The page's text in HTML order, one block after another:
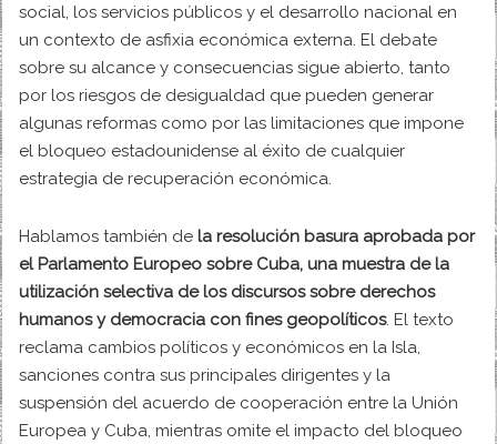
social, los servicios públicos y el desarrollo nacional en
un contexto de asfixia económica externa. El debate
sobre su alcance y consecuencias sigue abierto, tanto
por los riesgos de desigualdad que pueden generar
algunas reformas como por las limitaciones que impone
el bloqueo estadounidense al éxito de cualquier
estrategia de recuperación económica.
Hablamos también de la resolución basura aprobada por
el Parlamento Europeo sobre Cuba, una muestra de la
utilización selectiva de los discursos sobre derechos
humanos y democracia con fines geopolíticos. El texto
reclama cambios políticos y económicos en la Isla,
sanciones contra sus principales dirigentes y la
suspensión del acuerdo de cooperación entre la Unión
Europea y Cuba, mientras omite el impacto del bloqueo